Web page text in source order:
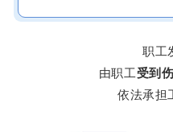
职工
由职工受到
依法承担